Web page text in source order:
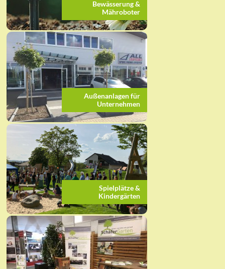
Bewässerung &
Mähroboter
Außenanlagen für
Unternehmen
Spielplätze &
Kindergärten